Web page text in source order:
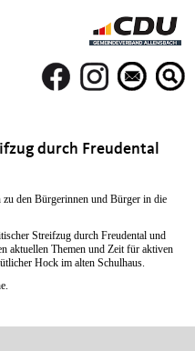
durch Freudental
den Bürgerinnen und Bürger in die
Streifzug durch Freudental und
aktuellen Themen und Zeit für aktiven
Hock im alten Schulhaus.